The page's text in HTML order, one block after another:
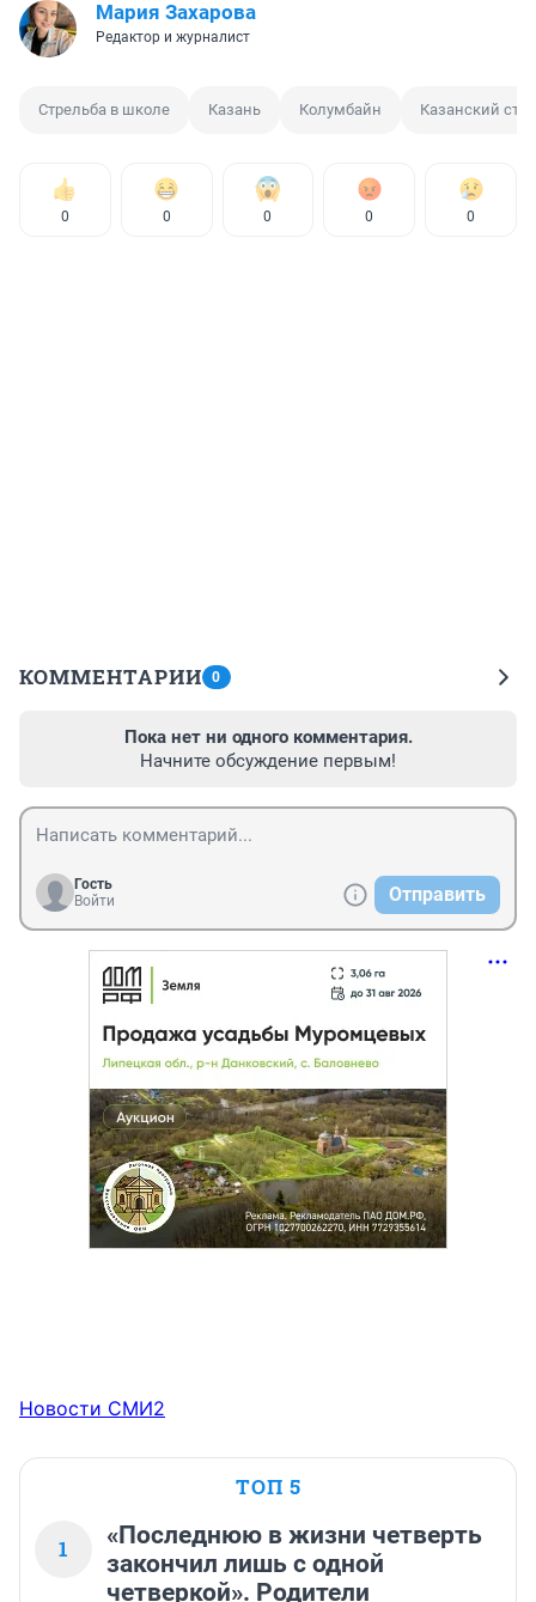
Мария Захарова
Редактор и журналист
Стрельба в школе Казань Колумбайн Казанский
0 0 0 0 0
КОММЕНТАРИИ 0
Пока нет ни одного комментария.
Начните обсуждение первым!
Гость
Войти
Отправить
Новости СМИ2
ТОП 5
1
«Последнюю в жизни четверть
закончил лишь с одной
четверкой». Родители